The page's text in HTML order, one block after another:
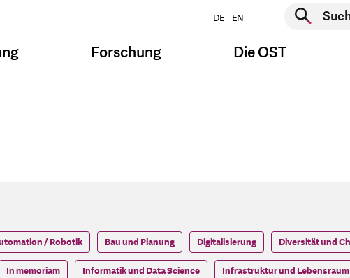
DE EN
Suche starten
Forschung Die OST
/ Robotik Bau und Planung Digitalisierung Diversität und
In memoriam Informatik und Data Science Infrastruktur und Lebensraum